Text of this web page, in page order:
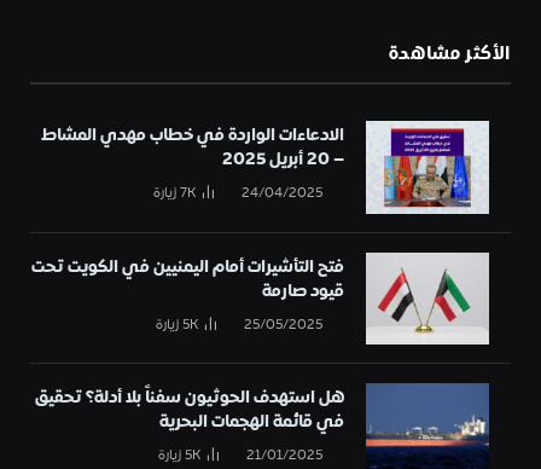
الأكثر مشاهدة
الادعاءات الواردة في خطاب مهدي المشاط
– 20 أبريل 2025
24/04/2025
7Kزيارة
فتح التأشيرات أمام اليمنيين في الكويت تحت
قيود صارمة
25/05/2025
5Kزيارة
هل استهدف الحوثيون سفناً بلا أدلة؟ تحقيق
في قائمة الهجمات البحرية
21/01/2025
5Kزيارة